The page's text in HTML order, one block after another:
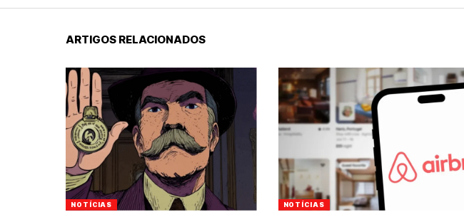
ARTIGOS RELACIONADOS
NOTÍCIAS NOTÍCIAS